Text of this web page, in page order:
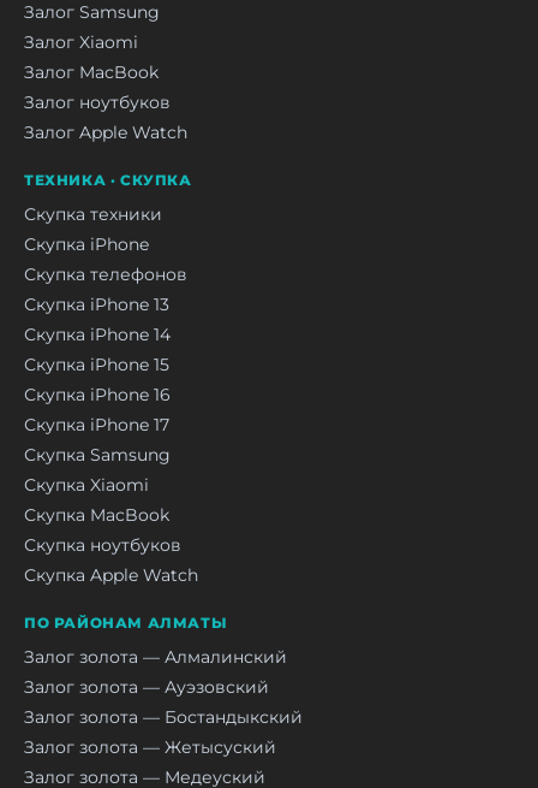
Залог Samsung
Залог Xiaomi
Залог MacBook
Залог ноутбуков
Залог Apple Watch
ТЕХНИКА · СКУПКА
Скупка техники
Скупка iPhone
Скупка телефонов
Скупка iPhone 13
Скупка iPhone 14
Скупка iPhone 15
Скупка iPhone 16
Скупка iPhone 17
Скупка Samsung
Скупка Xiaomi
Скупка MacBook
Скупка ноутбуков
Скупка Apple Watch
ПО РАЙОНАМ АЛМАТЫ
Залог золота — Алмалинский
Залог золота — Ауэзовский
Залог золота — Бостандыкский
Залог золота — Жетысуский
Залог золота — Медеуский